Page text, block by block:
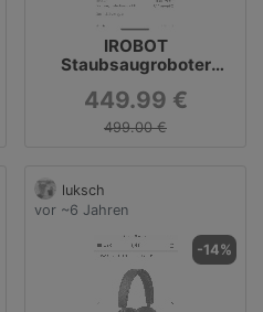
IROBOT
Staubsaugroboter
449.99 €
499.00 €
luksch
vor ~6 Jahren
-14%